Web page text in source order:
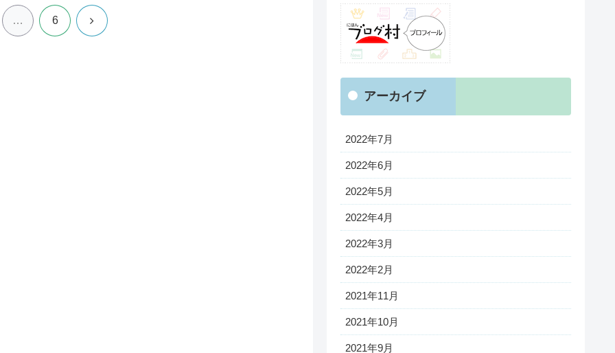
… 6 次
アーカイブ
2022年7月
2022年6月
2022年5月
2022年4月
2022年3月
2022年2月
2021年11月
2021年10月
2021年9月